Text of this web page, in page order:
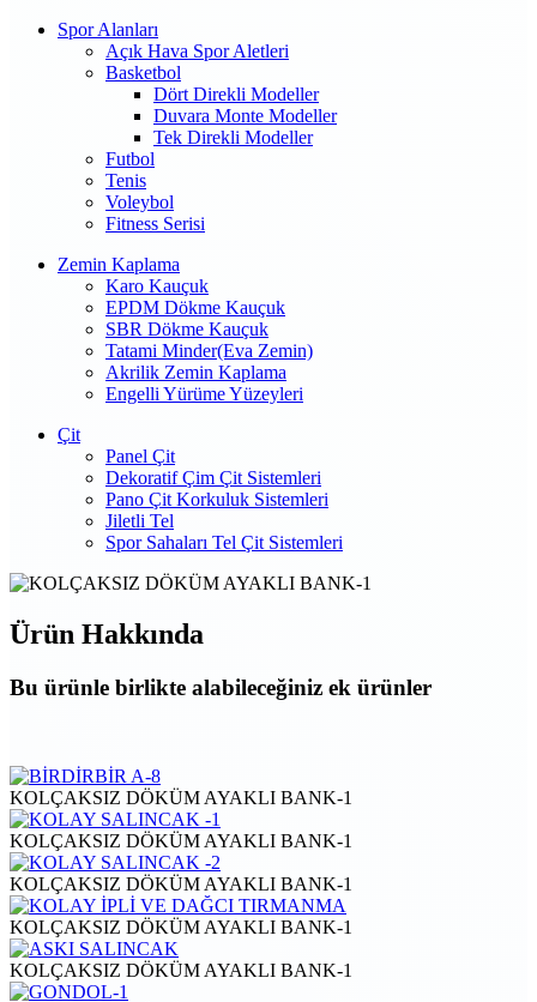
Spor Alanları
Açık Hava Spor Aletleri
Basketbol
Dört Direkli Modeller
Duvara Monte Modeller
Tek Direkli Modeller
Futbol
Tenis
Voleybol
Fitness Serisi
Zemin Kaplama
Karo Kauçuk
EPDM Dökme Kauçuk
SBR Dökme Kauçuk
Tatami Minder(Eva Zemin)
Akrilik Zemin Kaplama
Engelli Yürüme Yüzeyleri
Çit
Panel Çit
Dekoratif Çim Çit Sistemleri
Pano Çit Korkuluk Sistemleri
Jiletli Tel
Spor Sahaları Tel Çit Sistemleri
Ürün Hakkında
Bu ürünle birlikte alabileceğiniz ek ürünler
KOLÇAKSIZ DÖKÜM AYAKLI BANK-1
KOLÇAKSIZ DÖKÜM AYAKLI BANK-1
KOLÇAKSIZ DÖKÜM AYAKLI BANK-1
KOLÇAKSIZ DÖKÜM AYAKLI BANK-1
KOLÇAKSIZ DÖKÜM AYAKLI BANK-1